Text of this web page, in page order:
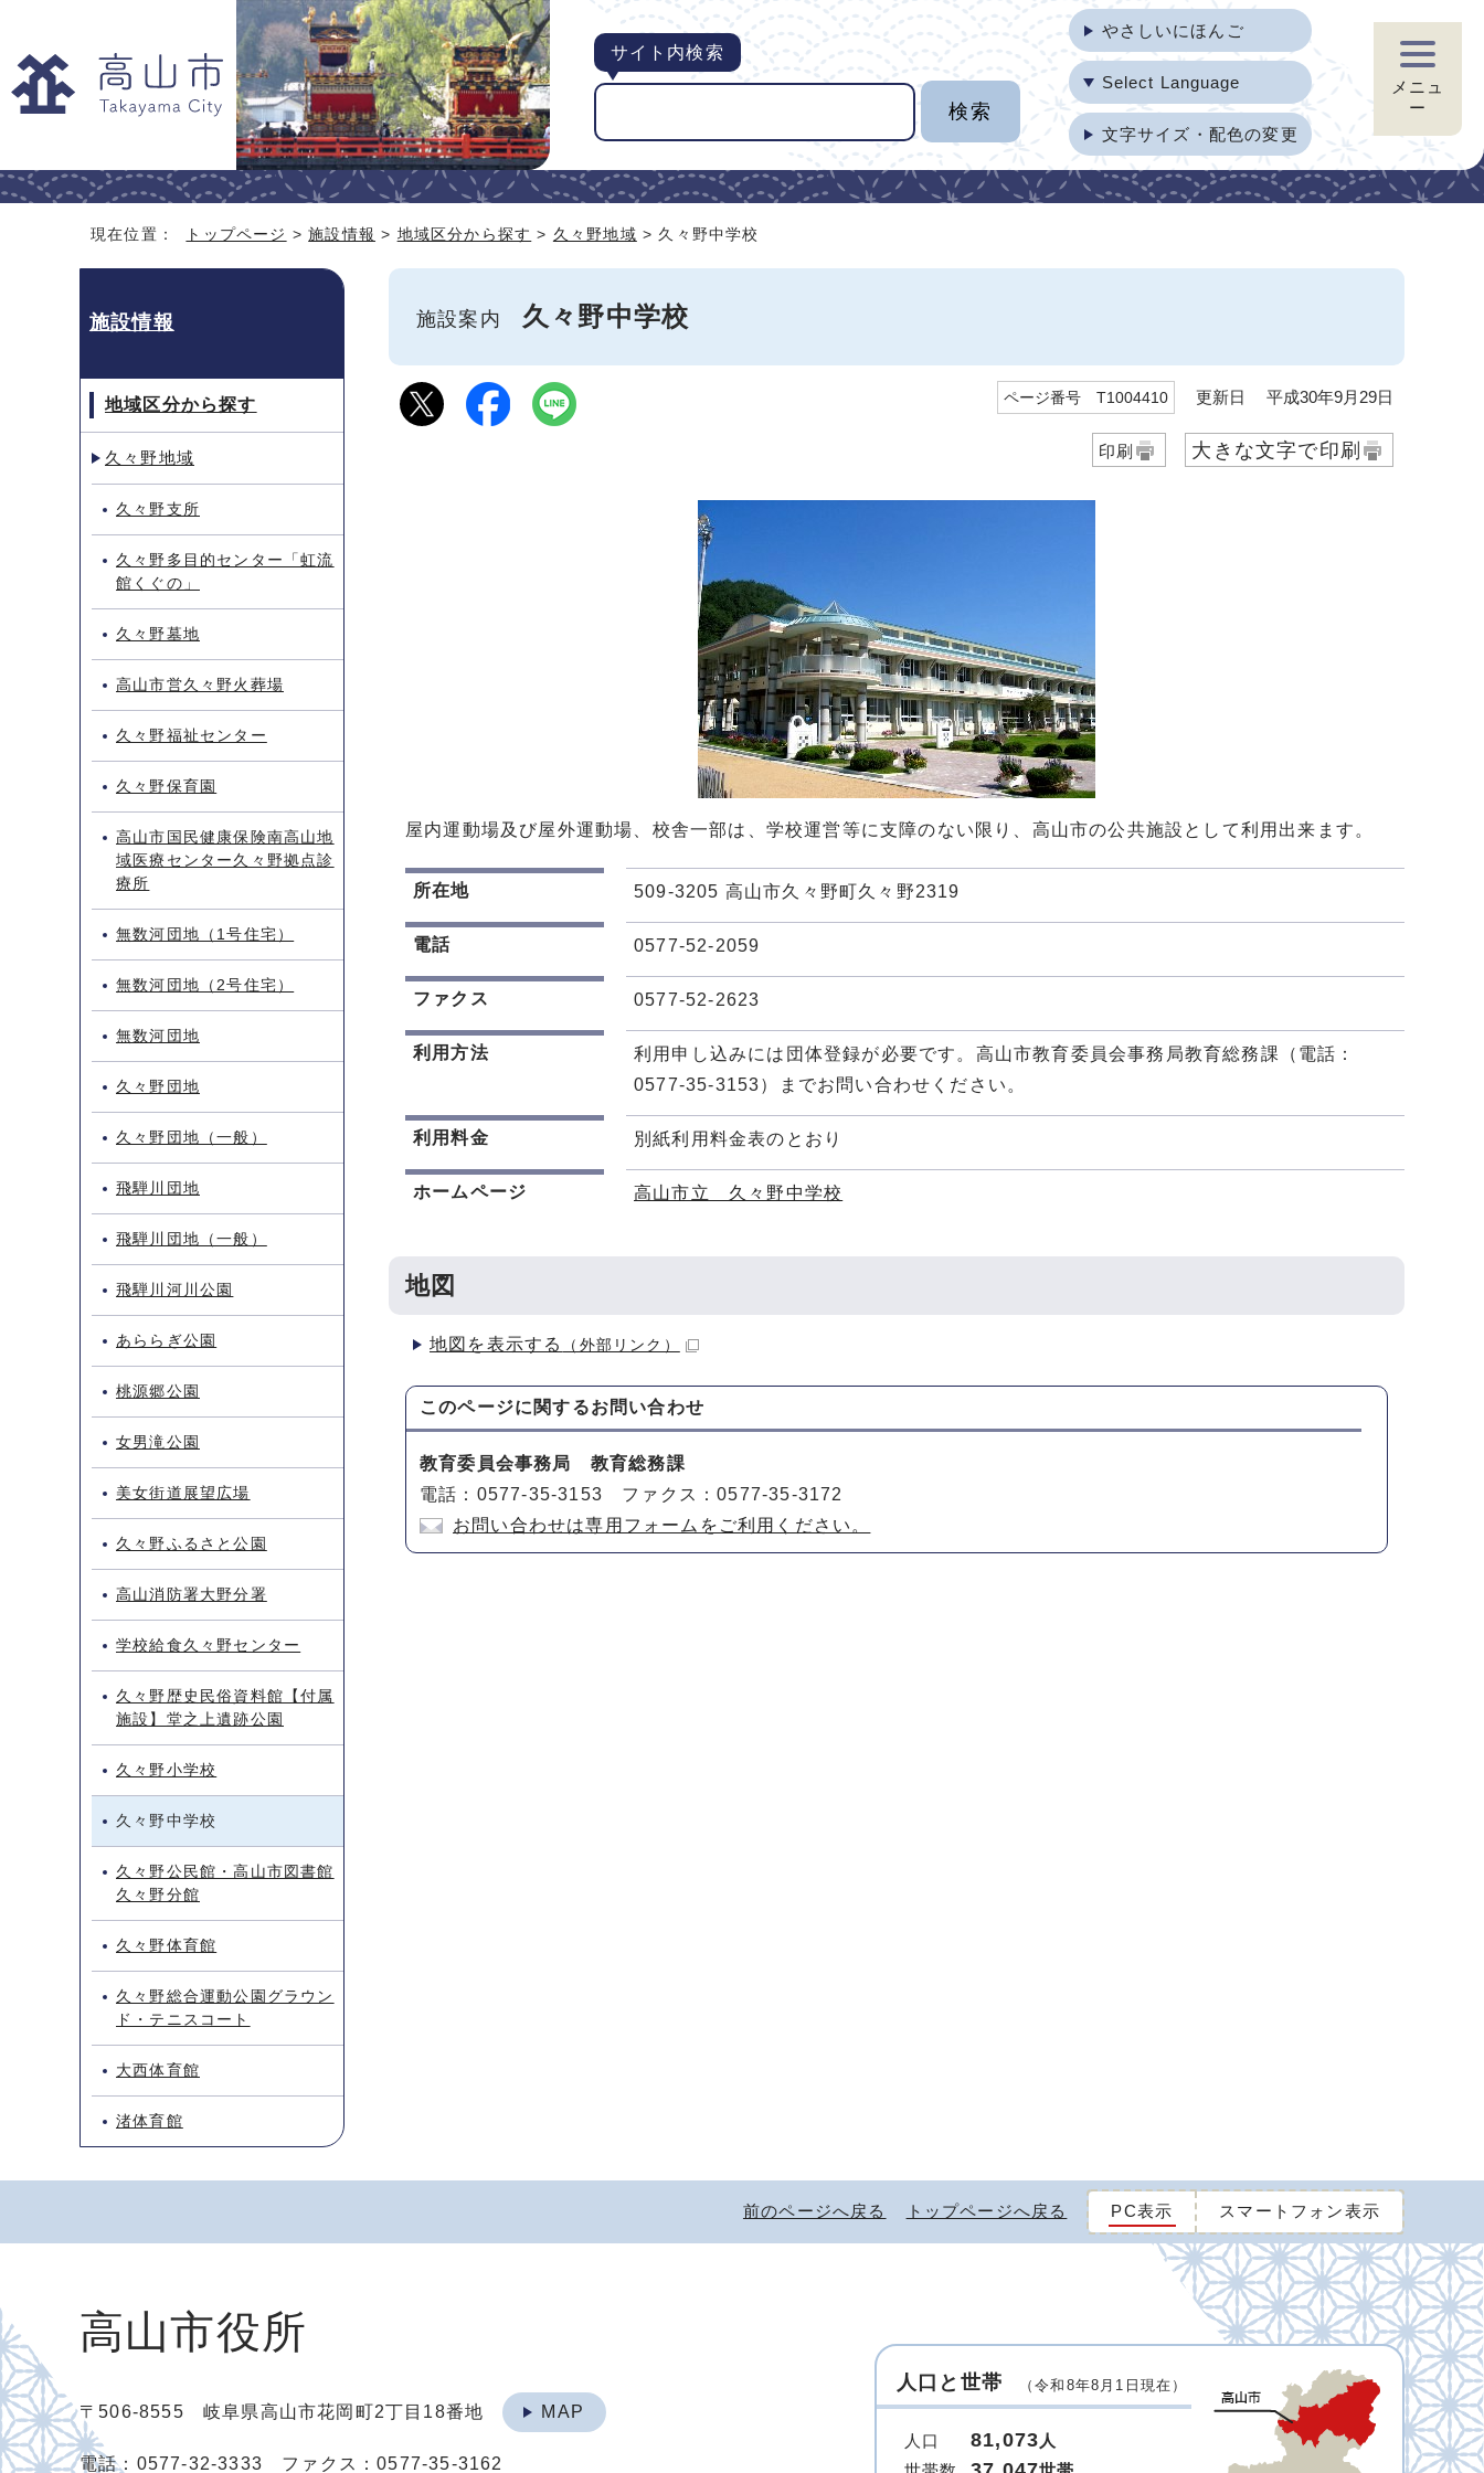
サイト内検索
やさしいにほんご
Select Language
文字サイズ・配色の変更
メニュ
ー
現在位置： トップページ >施設情報 > 地域区分から探す > 久々野地域 > 久々野中学校
施設案内 久々野中学校
ページ番号 T1004410 更新日 平成30年9月29日
印刷 大きな文字で印刷
屋内運動場及び屋外運動場、校舎一部は、学校運営等に支障のない限り、高山市の公共施設として利用出来ます。
所在地 509-3205 高山市久々野町久々野2319
電話 0577-52-2059
ファクス 0577-52-2623
利用方法
利用申し込みには団体登録が必要です。高山市教育委員会事務局教育総務課（電話：
0577-35-3153）までお問い合わせください。
利用料金 別紙利用料金表のとおり
ホームページ 高山市立 久々野中学校
地図
地図を表示する （外部リンク）
このページに関するお問い合わせ
教育委員会事務局 教育総務課
電話：0577-35-3153 ファクス：0577-35-3172
お問い合わせは専用フォームをご利用ください。
施設情報
地域区分から探す
久々野地域
久々野支所
久々野多目的センター「虹流
館くぐの」
久々野墓地
高山市営久々野火葬場
久々野福祉センター
久々野保育園
高山市国民健康保険南高山地
域医療センター久々野拠点診
療所
無数河団地（1号住宅）
無数河団地（2号住宅）
無数河団地
久々野団地
久々野団地（一般）
飛騨川団地
飛騨川団地（一般）
飛騨川河川公園
あららぎ公園
桃源郷公園
女男滝公園
美女街道展望広場
久々野ふるさと公園
高山消防署大野分署
学校給食久々野センター
久々野歴史民俗資料館【付属
施設】堂之上遺跡公園
久々野小学校
久々野中学校
久々野公民館・高山市図書館
久々野分館
久々野体育館
久々野総合運動公園グラウン
ド・テニスコート
大西体育館
渚体育館
前のページへ戻る トップページへ戻る PC表示 スマートフォン表示
高山市役所
〒506-8555 岐阜県高山市花岡町2丁目18番地 MAP
電話：0577-32-3333 ファクス：0577-35-3162
人口と世帯 （令和8年8月1日現在）
人口 81,073 人